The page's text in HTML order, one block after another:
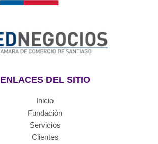
ENLACES DEL SITIO
Inicio
Fundación
Servicios
Clientes